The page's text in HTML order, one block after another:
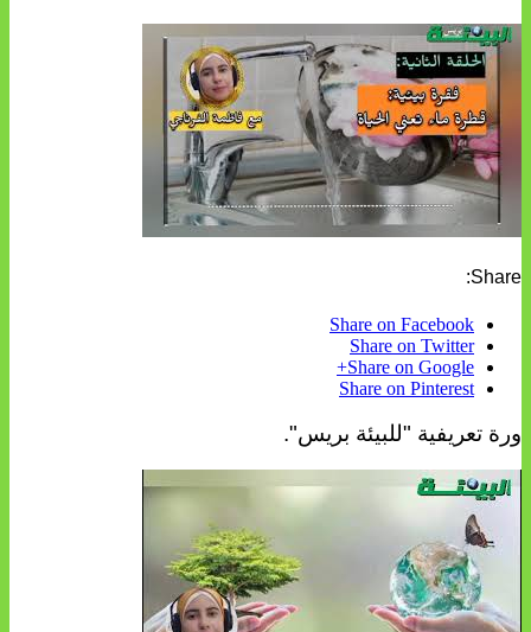
Share:
Share on Facebook
Share on Twitter
Share on Google+
Share on Pinterest
ورة تعريفية "للبيئة بريس".